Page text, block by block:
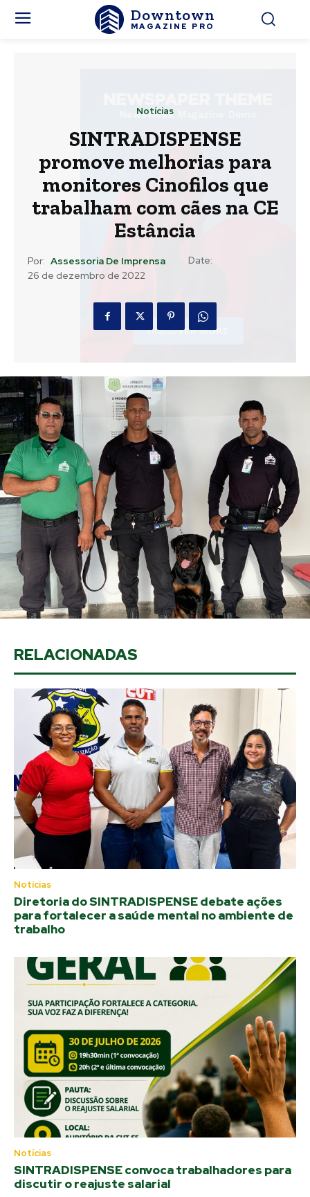
Downtown
MAGAZINE PRO
Notícias
SINTRADISPENSE
promove melhorias para
monitores Cinofilos que
trabalham com cães na CE
Estância
Por: Assessoria De Imprensa
Date:
26 de dezembro de 2022
RELACIONADAS
Notícias
Diretoria do SINTRADISPENSE debate ações
para fortalecer a saúde mental no ambiente de
trabalho
Notícias
SINTRADISPENSE convoca trabalhadores para
discutir o reajuste salarial